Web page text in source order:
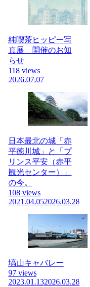
純喫茶ヒッピー写
真展 開催のお知
らせ
118 views
2026.07.07
日本最北の城「赤
平徳川城」と「プ
リンス平安（赤平
観光センター）」
の今。
108 views
2021.04.052026.03.28
塙山キャバレー
97 views
2023.01.132026.03.28